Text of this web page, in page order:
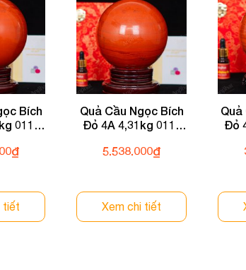
Bích
011-
₫
tiết
Quả Cầu Ngọc Bích
Đỏ 4A 4,31kg 011-
5.538.000₫
Xem chi tiết
Quả
Đỏ